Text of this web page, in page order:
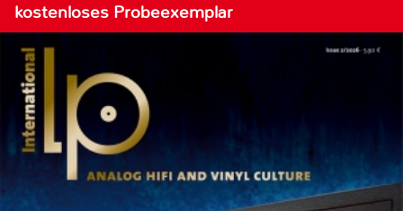
kostenloses Probeexemplar